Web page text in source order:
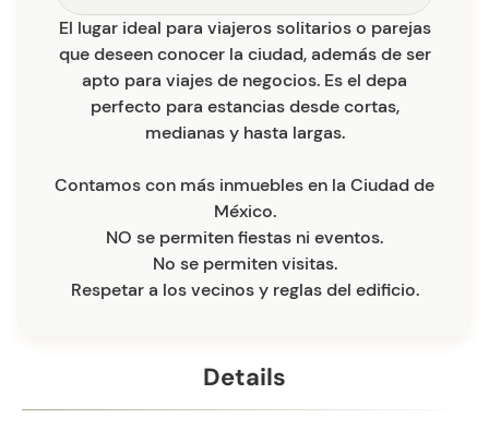
Details
El lugar ideal para viajeros solitarios o parejas
que deseen conocer la ciudad, además de ser
apto para viajes de negocios. Es el depa
perfecto para estancias desde cortas,
medianas y hasta largas.
Contamos con más inmuebles en la Ciudad de
México.
NO se permiten fiestas ni eventos.
No se permiten visitas.
Respetar a los vecinos y reglas del edificio.